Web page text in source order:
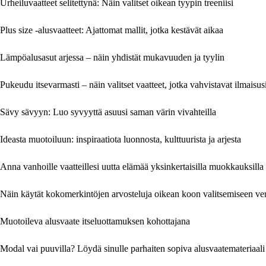
Urheiluvaatteet selitettynä: Näin valitset oikean tyypin treeniisi
Plus size -alusvaatteet: Ajattomat mallit, jotka kestävät aikaa
Lämpöalusasut arjessa – näin yhdistät mukavuuden ja tyylin
Pukeudu itsevarmasti – näin valitset vaatteet, jotka vahvistavat ilmaisusi
Sävy sävyyn: Luo syvyyttä asuusi saman värin vivahteilla
Ideasta muotoiluun: inspiraatiota luonnosta, kulttuurista ja arjesta
Anna vanhoille vaatteillesi uutta elämää yksinkertaisilla muokkauksilla
Näin käytät kokomerkintöjen arvosteluja oikean koon valitsemiseen
Muotoileva alusvaate itseluottamuksen kohottajana
Modal vai puuvilla? Löydä sinulle parhaiten sopiva alusvaatemateriaali